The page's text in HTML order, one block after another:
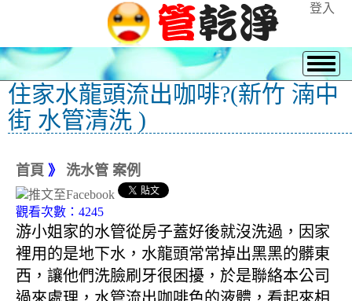
登入
住家水龍頭流出咖啡?(新竹 湳中
街 水管清洗 )
首頁 》 洗水管 案例
觀看次數：4245
游小姐家的水管從房子蓋好後就沒洗過，因家
裡用的是地下水，水龍頭常常掉出黑黑的髒東
西，讓他們洗臉刷牙很困擾，於是聯絡本公司